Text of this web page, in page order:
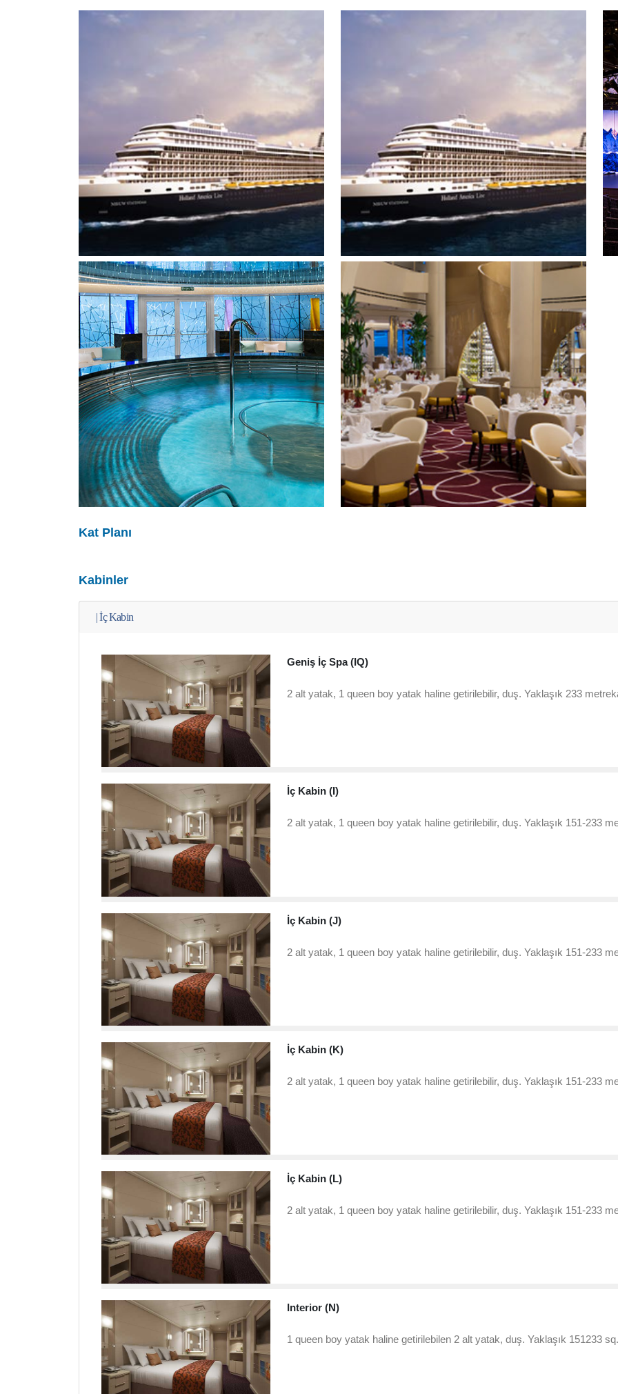
Kat Planı
Kabinler
|İç Kabin
Geniş İç Spa (IQ)
2 alt yatak, 1 queen boy yatak haline getirilebilir, duş. Yaklaşık 233
İç Kabin (I)
2 alt yatak, 1 queen boy yatak haline getirilebilir, duş. Yaklaşık 151-233
İç Kabin (J)
2 alt yatak, 1 queen boy yatak haline getirilebilir, duş. Yaklaşık 151-233
İç Kabin (K)
2 alt yatak, 1 queen boy yatak haline getirilebilir, duş. Yaklaşık 151-233
İç Kabin (L)
2 alt yatak, 1 queen boy yatak haline getirilebilir, duş. Yaklaşık 151-233
Interior (N)
1 queen boy yatak haline getirilebilen 2 alt yatak, duş. Yaklaşık 151233